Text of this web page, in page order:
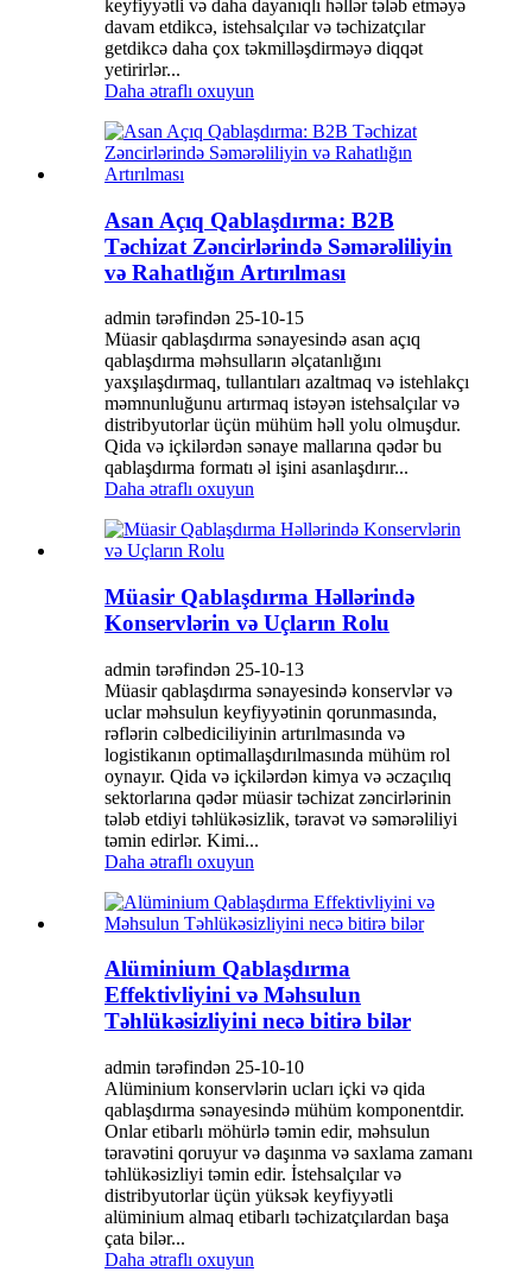
keyfiyyətli və daha dayanıqlı həllər tələb etməyə
davam etdikcə, istehsalçılar və təchizatçılar
getdikcə daha çox təkmilləşdirməyə diqqət
yetirirlər...
Daha ətraflı oxuyun
Asan Açıq Qablaşdırma: B2B
Təchizat Zəncirlərində Səmərəliliyin
və Rahatlığın Artırılması
admin tərəfindən 25-10-15
Müasir qablaşdırma sənayesində asan açıq
qablaşdırma məhsulların əlçatanlığını
yaxşılaşdırmaq, tullantıları azaltmaq və istehlakçı
məmnunluğunu artırmaq istəyən istehsalçılar və
distribyutorlar üçün mühüm həll yolu olmuşdur.
Qida və içkilərdən sənaye mallarına qədər bu
qablaşdırma formatı əl işini asanlaşdırır...
Daha ətraflı oxuyun
Müasir Qablaşdırma Həllərində
Konservlərin və Uçların Rolu
admin tərəfindən 25-10-13
Müasir qablaşdırma sənayesində konservlər və
uclar məhsulun keyfiyyətinin qorunmasında,
rəflərin cəlbediciliyinin artırılmasında və
logistikanın optimallaşdırılmasında mühüm rol
oynayır. Qida və içkilərdən kimya və əczaçılıq
sektorlarına qədər müasir təchizat zəncirlərinin
tələb etdiyi təhlükəsizlik, təravət və səmərəliliyi
təmin edirlər. Kimi...
Daha ətraflı oxuyun
Alüminium Qablaşdırma
Effektivliyini və Məhsulun
Təhlükəsizliyini necə bitirə bilər
admin tərəfindən 25-10-10
Alüminium konservlərin ucları içki və qida
qablaşdırma sənayesində mühüm komponentdir.
Onlar etibarlı möhürlə təmin edir, məhsulun
təravətini qoruyur və daşınma və saxlama zamanı
təhlükəsizliyi təmin edir. İstehsalçılar və
distribyutorlar üçün yüksək keyfiyyətli
alüminium almaq etibarlı təchizatçılardan başa
çata bilər...
Daha ətraflı oxuyun